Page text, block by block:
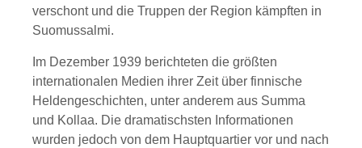
verschont und die Truppen der Region kämpften in
Suomussalmi.
Im Dezember 1939 berichteten die größten
internationalen Medien ihrer Zeit über finnische
Heldengeschichten, unter anderem aus Summa
und Kollaa. Die dramatischsten Informationen
wurden jedoch von dem Hauptquartier vor und nach